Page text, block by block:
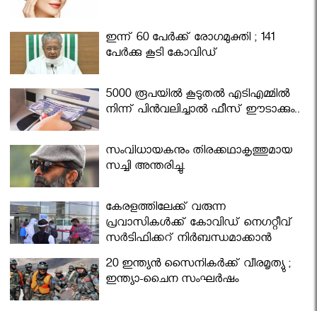
ഇന്ന് 60 പേർക്ക് രോഗമുക്തി ; 141
പേര്‍ക്കു കൂടി കോവിഡ്
5000 രൂപയിൽ കൂടുതൽ എടിഎമ്മിൽ
നിന്ന് പിൻവലിച്ചാൽ ഫീസ് ഈടാക്കും..
സംവിധായകനും തിരക്കഥാകൃത്തുമായ
സച്ചി അന്തരിച്ചു.
കേരളത്തിലേക്ക് വരുന്ന
പ്രവാസികള്‍ക്ക് കോവിഡ് നെഗറ്റീവ്
സര്‍ട്ടിഫിക്കറ്റ് നിർബന്ധമാക്കാൻ
മന്ത്രിസഭ
20 ഇന്ത്യൻ സൈനികർക്ക് വീരമൃത്യു ;
ഇന്ത്യാ-ചൈന സംഘർഷം